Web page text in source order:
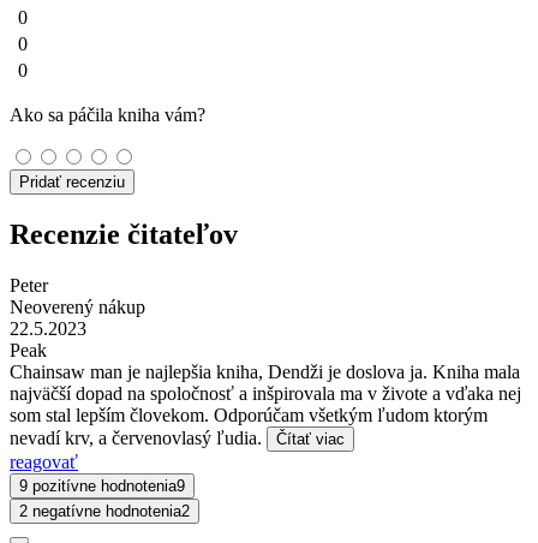
0
0
0
Ako sa páčila kniha vám?
Pridať recenziu
Recenzie čitateľov
Peter
Neoverený nákup
22.5.2023
Peak
Chainsaw man je najlepšia kniha, Dendži je doslova ja. Kniha mala
najväčší dopad na spoločnosť a inšpirovala ma v živote a vďaka nej
som stal lepším človekom. Odporúčam všetkým ľudom ktorým
nevadí krv, a červenovlasý ľudia.
Čítať viac
reagovať
9 pozitívne hodnotenia9
2 negatívne hodnotenia2